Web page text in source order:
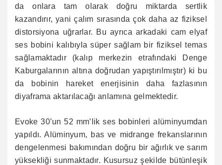
da onlara tam olarak doğru miktarda sertlik
kazandırır, yani çalım sırasında çok daha az fiziksel
distorsiyona uğrarlar. Bu ayrıca arkadaki cam elyaf
ses bobini kalıbıyla süper sağlam bir fiziksel temas
sağlamaktadır (kalıp merkezin etrafındaki Denge
Kaburgalarının altına doğrudan yapıştırılmıştır) ki bu
da bobinin hareket enerjisinin daha fazlasının
diyaframa aktarılacağı anlamına gelmektedir.
Evoke 30’un 52 mm’lik ses bobinleri alüminyumdan
yapıldı. Alüminyum, bas ve midrange frekanslarının
dengelenmesi bakımından doğru bir ağırlık ve sarım
yüksekliği sunmaktadır. Kusursuz şekilde bütünleşik